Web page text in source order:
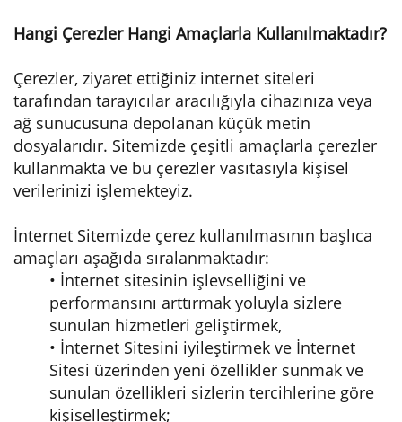
Hangi Çerezler Hangi Amaçlarla Kullanılmaktadır?
Çerezler, ziyaret ettiğiniz internet siteleri
tarafından tarayıcılar aracılığıyla cihazınıza veya
ağ sunucusuna depolanan küçük metin
dosyalarıdır. Sitemizde çeşitli amaçlarla çerezler
kullanmakta ve bu çerezler vasıtasıyla kişisel
verilerinizi işlemekteyiz.
İnternet Sitemizde çerez kullanılmasının başlıca
amaçları aşağıda sıralanmaktadır:
• İnternet sitesinin işlevselliğini ve
performansını arttırmak yoluyla sizlere
sunulan hizmetleri geliştirmek,
• İnternet Sitesini iyileştirmek ve İnternet
Sitesi üzerinden yeni özellikler sunmak ve
sunulan özellikleri sizlerin tercihlerine göre
kişiselleştirmek;